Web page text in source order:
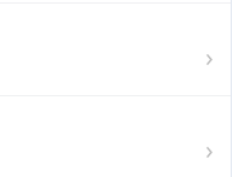
›
›